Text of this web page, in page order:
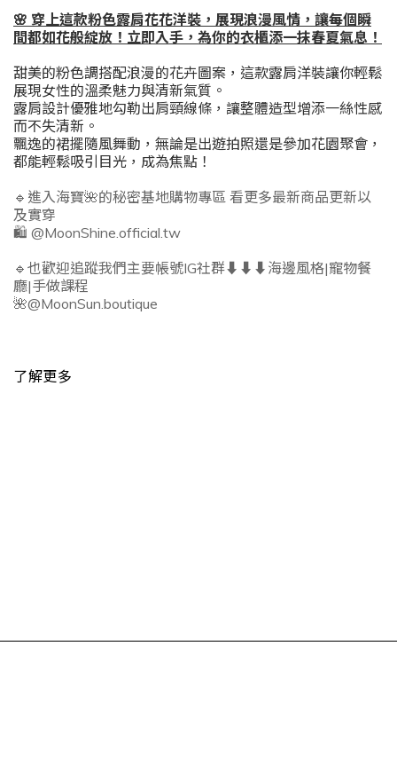
🌸 穿上這款粉色露肩花花洋裝，展現浪漫風情，讓每個瞬
間都如花般綻放！立即入手，為你的衣櫃添一抹春夏氣息！
甜美的粉色調搭配浪漫的花卉圖案，這款露肩洋裝讓你輕鬆
展現女性的溫柔魅力與清新氣質。
露肩設計優雅地勾勒出肩頸線條，讓整體造型增添一絲性感
而不失清新。
飄逸的裙擺隨風舞動，無論是出遊拍照還是參加花園聚會，
都能輕鬆吸引目光，成為焦點！
🔹進入海寶🌺的秘密基地購物專區 看更多最新商品更新以
及實穿
🛍️ @MoonShine.official.tw
🔹也歡迎追蹤我們主要帳號IG社群⬇️⬇️⬇️海邊風格|寵物餐
廳|手做課程
🌺@MoonSun.boutique
了解更多